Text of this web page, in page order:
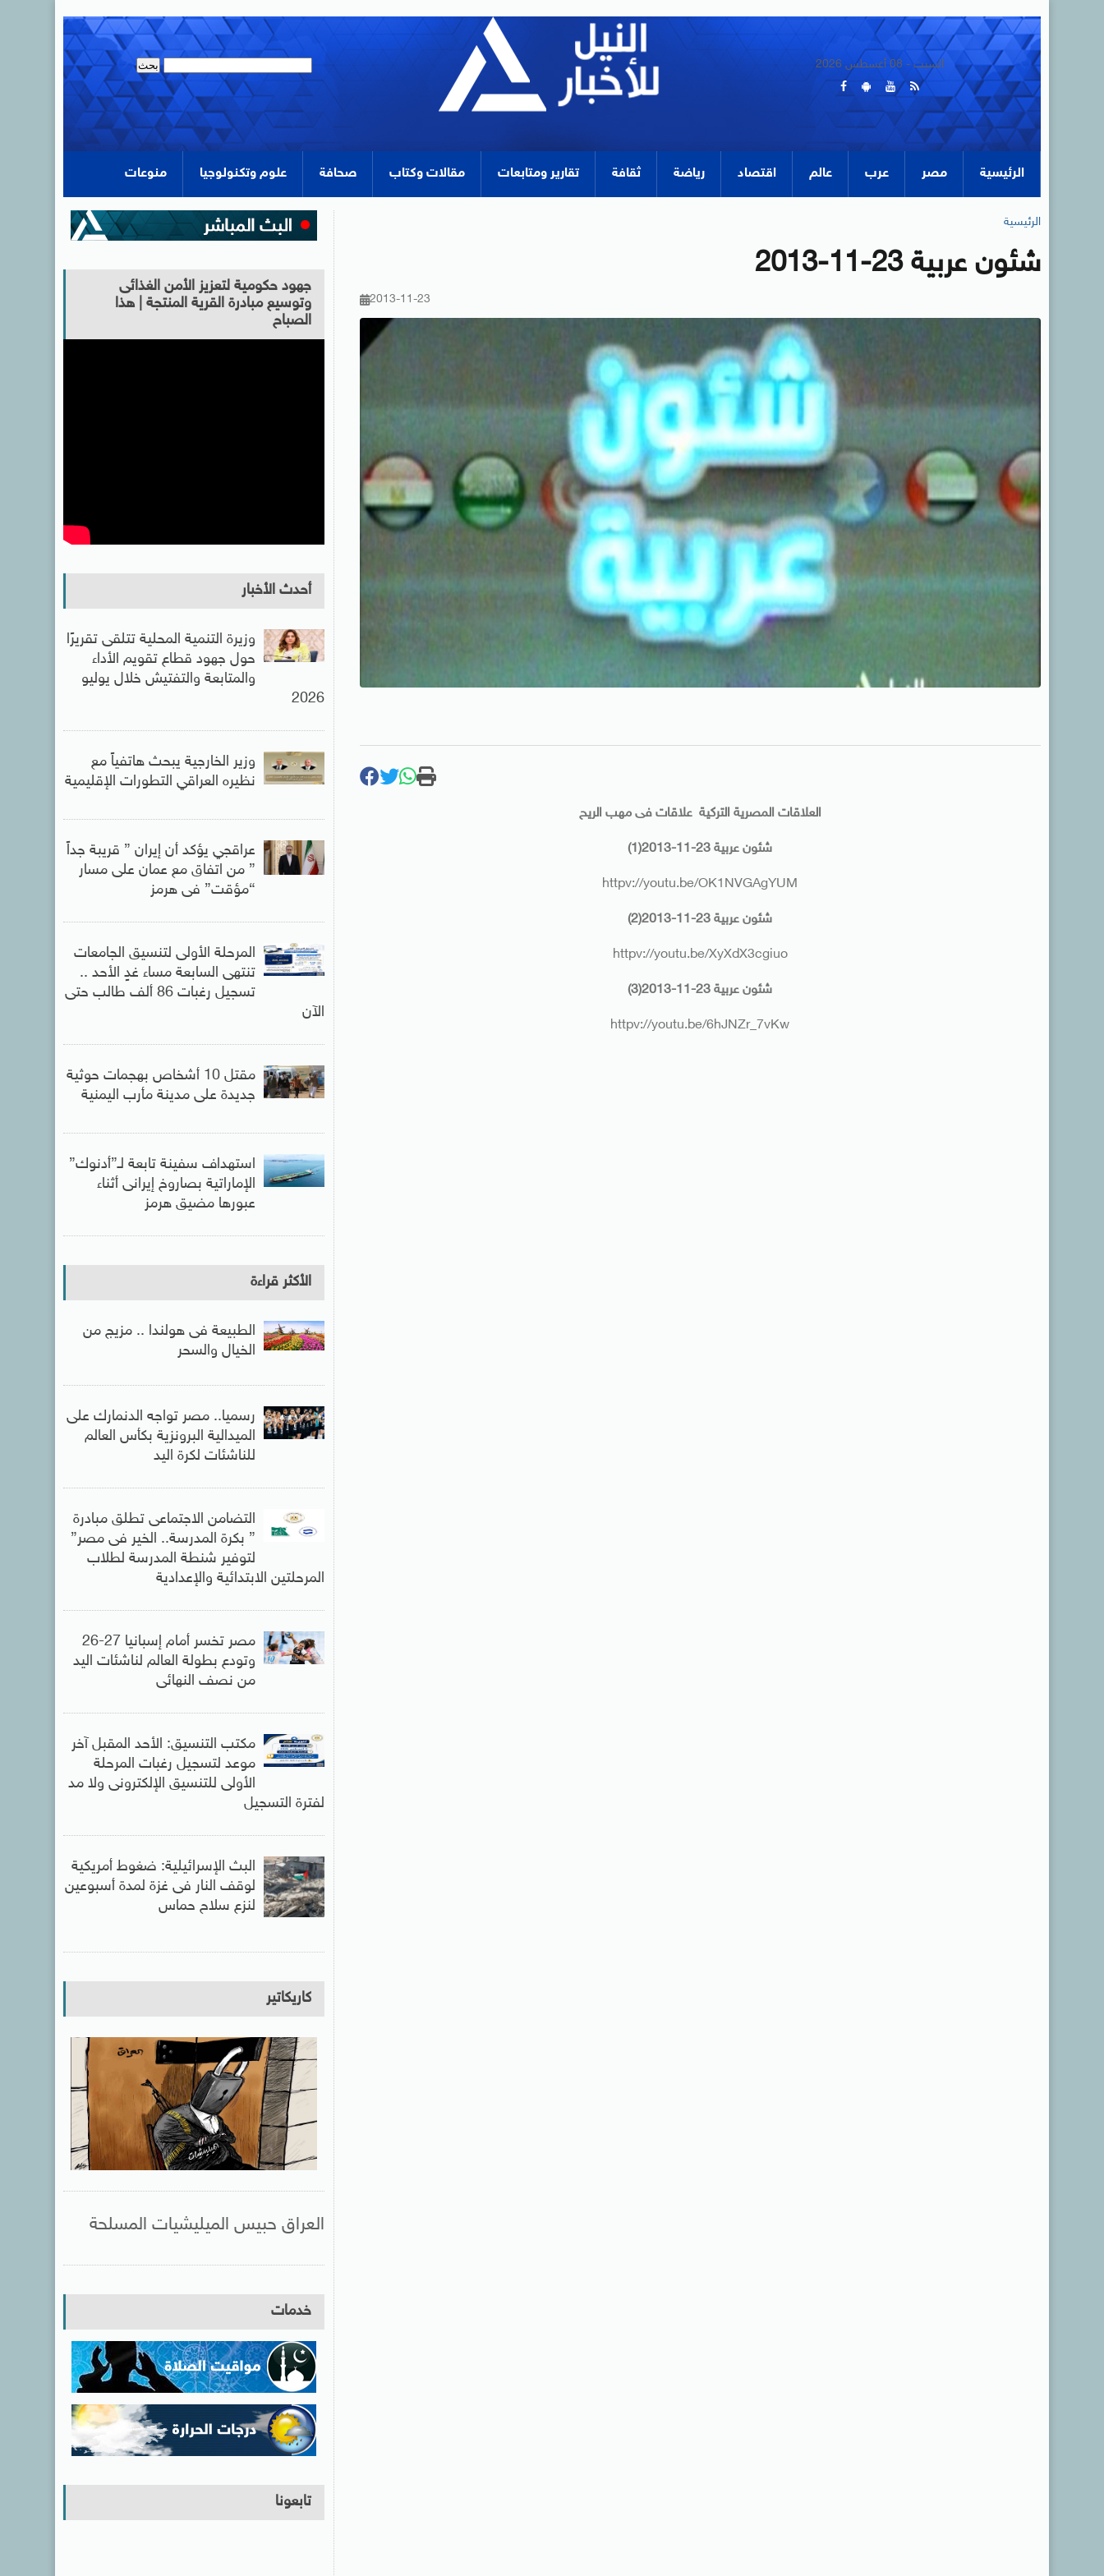
السبت - 08 أغسطس 2026
الرئيسية مصر عرب عالم اقتصاد رياضة ثقافة تقارير ومتابعات مقالات وكتاب صحافة علوم وتكنولوجيا منوعات
الرئيسية
شئون عربية 23-11-2013
2013-11-23
العلاقات المصرية التركية علاقات فى مهب الريح
شئون عربية 23-11-2013(1)
httpv://youtu.be/OK1NVGAgYUM
شئون عربية 23-11-2013(2)
httpv://youtu.be/XyXdX3cgiuo
شئون عربية 23-11-2013(3)
httpv://youtu.be/6hJNZr_7vKw
جهود حكومية لتعزيز الأمن الغذائى
وتوسيع مبادرة القرية المنتجة | هذا
الصباح
أحدث الأخبار
وزيرة التنمية المحلية تتلقى تقريرًا
حول جهود قطاع تقويم الأداء
والمتابعة والتفتيش خلال يوليو
2026
وزير الخارجية يبحث هاتفياً مع
نظيره العراقي التطورات الإقليمية
عراقجي يؤكد أن إيران ” قريبة جداً
” من اتفاق مع عمان على مسار
“مؤقت” فى هرمز
المرحلة الأولى لتنسيق الجامعات
تنتهى السابعة مساء غدٍ الأحد ..
تسجيل رغبات 86 ألف طالب حتى
الآن
مقتل 10 أشخاص بهجمات حوثية
جديدة على مدينة مأرب اليمنية
استهداف سفينة تابعة لـ”أدنوك”
الإماراتية بصاروخ إيرانى أثناء
عبورها مضيق هرمز
الأكثر قراءة
الطبيعة فى هولندا .. مزيج من
الخيال والسحر
رسميا.. مصر تواجه الدنمارك على
الميدالية البرونزية بكأس العالم
للناشئات لكرة اليد
التضامن الاجتماعى تطلق مبادرة
” بكرة المدرسة.. الخير فى مصر”
لتوفير شنطة المدرسة لطلاب
المرحلتين الابتدائية والإعدادية
مصر تخسر أمام إسبانيا 27-26
وتودع بطولة العالم لناشئات اليد
من نصف النهائى
مكتب التنسيق: الأحد المقبل آخر
موعد لتسجيل رغبات المرحلة
الأولى للتنسيق الإلكترونى ولا مد
لفترة التسجيل
البث الإسرائيلية: ضغوط أمريكية
لوقف النار فى غزة لمدة أسبوعين
لنزع سلاح حماس
كاريكاتير
العراق حبيس الميليشيات المسلحة
خدمات
تابعونا